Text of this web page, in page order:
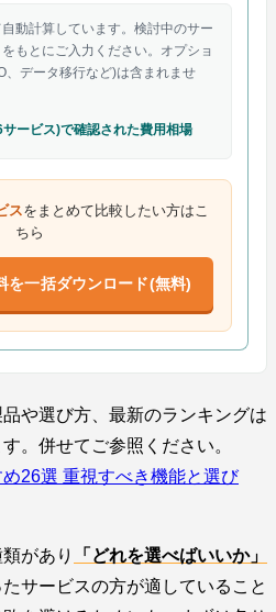
動計算しています。検討中のサー
もとにご入力ください。オプショ
、データ移行など)は含まれませ
ービス)で確認された費用相場
スをまとめて比較したい方はこ
ちら
を一括ダウンロード(無料)
や選び方、最新のランキングは
。併せてご参照ください。
26選 重視すべき機能と選び
があり
「どれを選べばいいか」
サービスの方が適していること